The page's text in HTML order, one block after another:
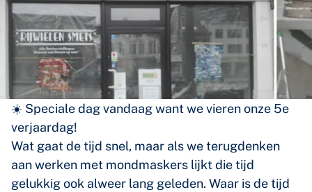
☀️ Speciale dag vandaag want we vieren onze 5e
verjaardag!
Wat gaat de tijd snel, maar als we terugdenken
aan werken met mondmaskers lijkt die tijd
gelukkig ook alweer lang geleden. Waar is de tijd